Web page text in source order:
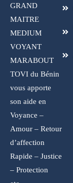
GRAND
MAITRE
MEDIUM
VOYANT
MARABOUT
TOVI du Bénin
vous apporte
son aide en
Voyance –
Amour – Retour
d’affection
Rapide – Justice
– Protection